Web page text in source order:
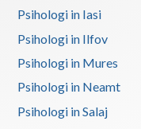
Psihologi in Iasi
Psihologi in Ilfov
Psihologi in Mures
Psihologi in Neamt
Psihologi in Salaj